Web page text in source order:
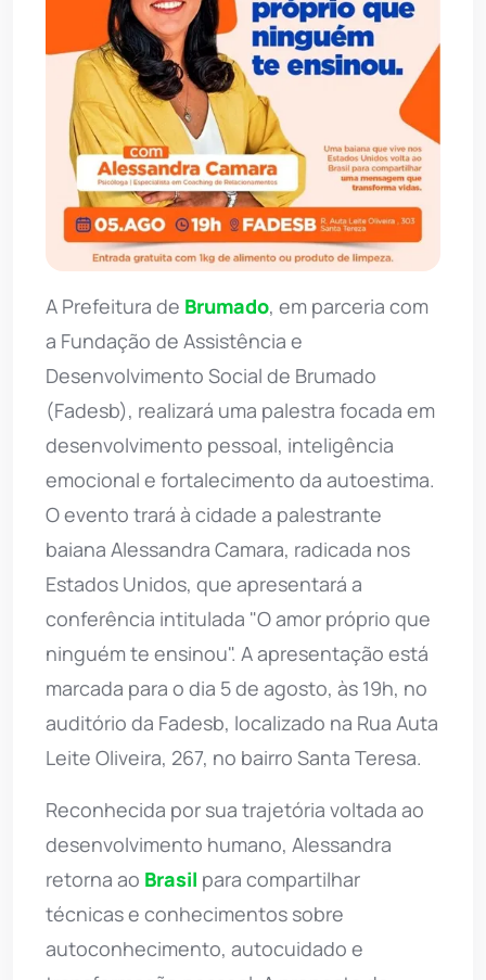
A Prefeitura de Brumado, em parceria com
a Fundação de Assistência e
Desenvolvimento Social de Brumado
(Fadesb), realizará uma palestra focada em
desenvolvimento pessoal, inteligência
emocional e fortalecimento da autoestima.
O evento trará à cidade a palestrante
baiana Alessandra Camara, radicada nos
Estados Unidos, que apresentará a
conferência intitulada "O amor próprio que
ninguém te ensinou". A apresentação está
marcada para o dia 5 de agosto, às 19h, no
auditório da Fadesb, localizado na Rua Auta
Leite Oliveira, 267, no bairro Santa Teresa.
Reconhecida por sua trajetória voltada ao
desenvolvimento humano, Alessandra
retorna ao Brasil para compartilhar
técnicas e conhecimentos sobre
autoconhecimento, autocuidado e